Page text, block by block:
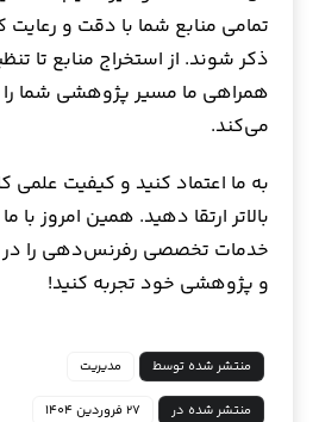
تمامی منابع شما با دقت و
ذکر شوند. از استخراج منابع تا
همراهی ما مسیر پژوهشی شما را
می‌کند.
به ما اعتماد کنید و کیفیت علمی
بالاتر ارتقا دهید. همین امروز با
خدمات تخصصی رفرنس‌دهی را در
و پژوهشی خود تجربه کنید!
منتشر شده توسط مدیریت
منتشر شده در ۲۷ فروردین ۱۴۰۴